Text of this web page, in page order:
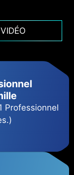
VIDÉO
Professionnel